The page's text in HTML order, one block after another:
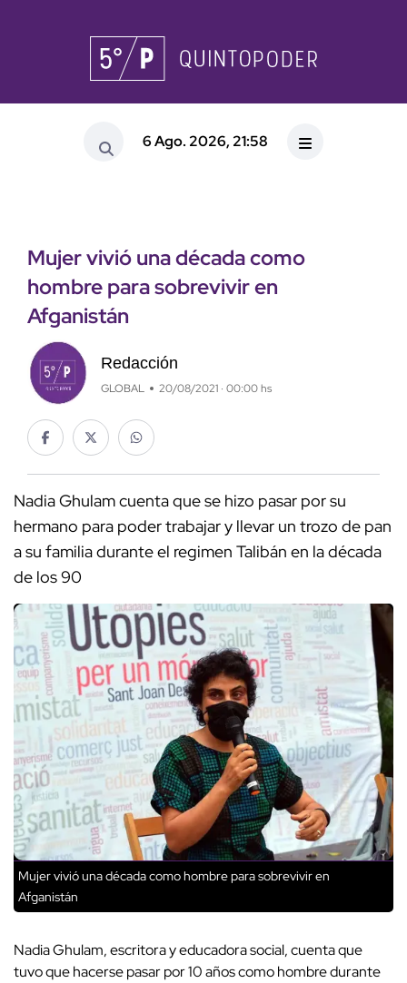
6 Ago. 2026, 21:58
Mujer vivió una década como
hombre para sobrevivir en
Afganistán
Redacción
GLOBAL 20/08/2021 · 00:00 hs
Nadia Ghulam cuenta que se hizo pasar por su
hermano para poder trabajar y llevar un trozo de pan
a su familia durante el regimen Talibán en la década
de los 90
Mujer vivió una década como hombre para sobrevivir en
Afganistán
Nadia Ghulam, escritora y educadora social, cuenta que
tuvo que hacerse pasar por 10 años como hombre durante